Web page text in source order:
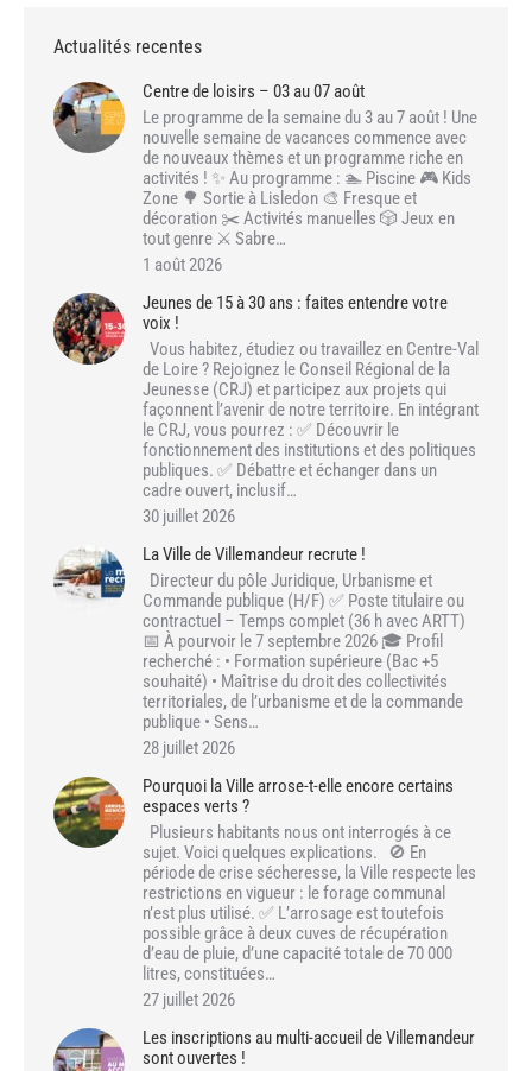
Actualités recentes
Centre de loisirs – 03 au 07 août
Le programme de la semaine du 3 au 7 août ! Une
nouvelle semaine de vacances commence avec
de nouveaux thèmes et un programme riche en
activités ! ✨ Au programme : 🏊 Piscine 🎮 Kids
Zone 🌳 Sortie à Lisledon 🎨 Fresque et
décoration ✂️ Activités manuelles 🎲 Jeux en
tout genre ⚔️ Sabre…
1 août 2026
Jeunes de 15 à 30 ans : faites entendre votre
voix !
Vous habitez, étudiez ou travaillez en Centre-Val
de Loire ? Rejoignez le Conseil Régional de la
Jeunesse (CRJ) et participez aux projets qui
façonnent l’avenir de notre territoire. En intégrant
le CRJ, vous pourrez : ✅ Découvrir le
fonctionnement des institutions et des politiques
publiques. ✅ Débattre et échanger dans un
cadre ouvert, inclusif…
30 juillet 2026
La Ville de Villemandeur recrute !
Directeur du pôle Juridique, Urbanisme et
Commande publique (H/F) ✅ Poste titulaire ou
contractuel – Temps complet (36 h avec ARTT)
📅 À pourvoir le 7 septembre 2026 🎓 Profil
recherché : • Formation supérieure (Bac +5
souhaité) • Maîtrise du droit des collectivités
territoriales, de l’urbanisme et de la commande
publique • Sens…
28 juillet 2026
Pourquoi la Ville arrose-t-elle encore certains
espaces verts ?
Plusieurs habitants nous ont interrogés à ce
sujet. Voici quelques explications. 🚫 En
période de crise sécheresse, la Ville respecte les
restrictions en vigueur : le forage communal
n’est plus utilisé. ✅ L’arrosage est toutefois
possible grâce à deux cuves de récupération
d’eau de pluie, d’une capacité totale de 70 000
litres, constituées…
27 juillet 2026
Les inscriptions au multi-accueil de Villemandeur
sont ouvertes !